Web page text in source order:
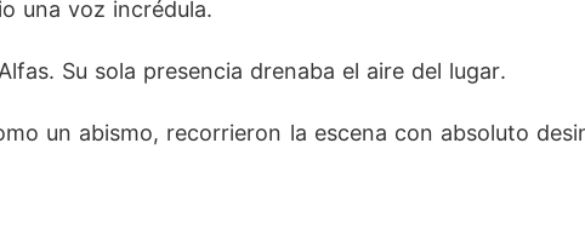
una voz incrédula.
Su sola presencia drenaba el aire del lugar.
un abismo, recorrieron la escena con absoluto